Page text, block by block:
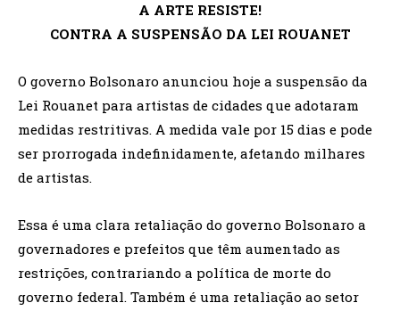
A ARTE RESISTE!
CONTRA A SUSPENSÃO DA LEI ROUANET
O governo Bolsonaro anunciou hoje a suspensão da
Lei Rouanet para artistas de cidades que adotaram
medidas restritivas. A medida vale por 15 dias e pode
ser prorrogada indefinidamente, afetando milhares
de artistas.
Essa é uma clara retaliação do governo Bolsonaro a
governadores e prefeitos que têm aumentado as
restrições, contrariando a política de morte do
governo federal. Também é uma retaliação ao setor